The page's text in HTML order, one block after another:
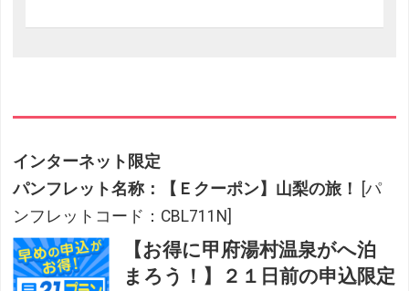
インターネット限定
パンフレット名称：【Ｅクーポン】山梨の旅！
[パ
ンフレットコード：CBL711N]
【お得に甲府湯村温泉がへ泊
まろう！】２１日前の申込限定